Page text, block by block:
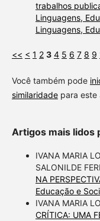
trabalhos
Linguagens,
Linguagens,
<< < 1 2 3 4 5 6 7 8 9
Você também pode
similaridadepara este
Artigos mais lidos
IVANA MARIA
SALONILDE
NA
Educação e
IVANA MARIA
CRÍTICA: UMA